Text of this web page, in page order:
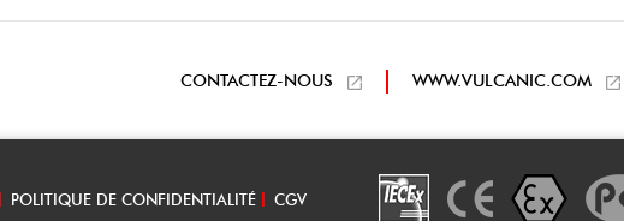
CONTACTEZ-NOUS WWW.VULCANIC.COM
POLITIQUE DE CONFIDENTIALITÉ CGV